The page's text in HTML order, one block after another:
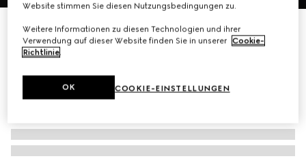
GG Mini-Tasche mit Web
CHF 950
Website stimmen Sie diesen Nutzungsbedingungen zu.
Weitere Informationen zu diesen Technologien und ihrer
Verwendung auf dieser Website finden Sie in unserer Cookie-
Richtlinie.
COOKIE-EINSTELLUNGEN
OK